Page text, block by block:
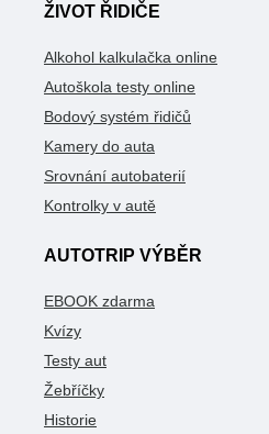
ŽIVOT ŘIDIČE
Alkohol kalkulačka online
Autoškola testy online
Bodový systém řidičů
Kamery do auta
Srovnání autobaterií
Kontrolky v autě
AUTOTRIP VÝBĚR
EBOOK zdarma
Kvízy
Testy aut
Žebříčky
Historie